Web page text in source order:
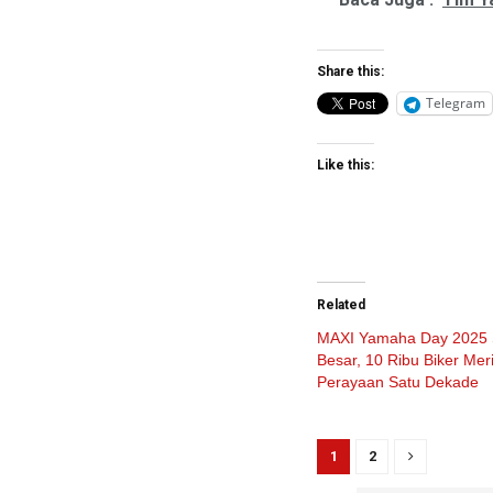
Share this:
Telegram
Like this:
Related
MAXI Yamaha Day 2025
Besar, 10 Ribu Biker
Perayaan Satu Dekade
1 2